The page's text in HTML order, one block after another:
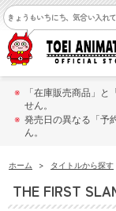
きょうもいちにち、気合い入れ
※
「在庫販売商品」
せん。
※ 発売日の異なる「予
ん。
ホーム > タイトルから探す
THE FIRST